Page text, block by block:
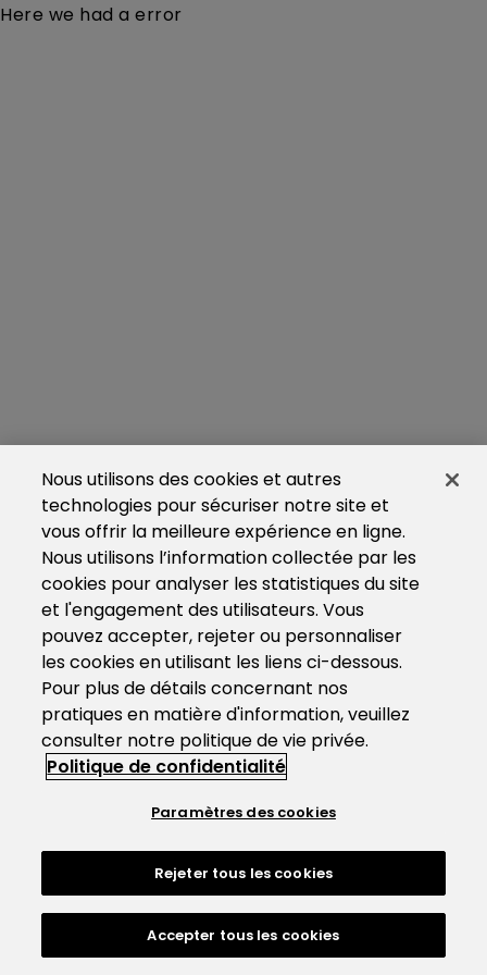
Here we had a error
Nous utilisons des cookies et autres
technologies pour sécuriser notre site et
vous offrir la meilleure expérience en ligne.
Nous utilisons l’information collectée par les
cookies pour analyser les statistiques du site
et l'engagement des utilisateurs. Vous
pouvez accepter, rejeter ou personnaliser
les cookies en utilisant les liens ci-dessous.
Pour plus de détails concernant nos
pratiques en matière d'information, veuillez
consulter notre politique de vie privée.
Politique de confidentialité
Paramètres des cookies
Rejeter tous les cookies
Accepter tous les cookies